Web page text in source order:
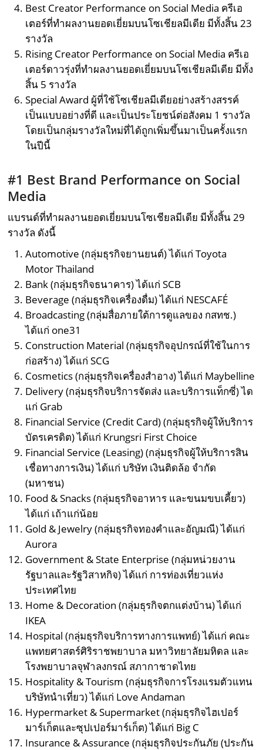
Best Creator Performance on Social Media ครีเอ
เตอร์ที่ทำผลงานยอดเยี่ยมบนโซเชียลมีเดีย มีทั้งสิ้น 23
รางวัล
Rising Creator Performance on Social Media ครีเอ
เตอร์ดาวรุ่งที่ทำผลงานยอดเยี่ยมบนโซเชียลมีเดีย มีทั้ง
สิ้น 5 รางวัล
Special Award ผู้ที่ใช้โซเชียลมีเดียอย่างสร้างสรรค์
เป็นแบบอย่างที่ดี และเป็นประโยชน์ต่อสังคม 1 รางวัล
โดยเป็นกลุ่มรางวัลใหม่ที่ได้ถูกเพิ่มขึ้นมาเป็นครั้งแรก
ในปีนี้
#1 Best Brand Performance on Social
Media
แบรนด์ที่ทำผลงานยอดเยี่ยมบนโซเชียลมีเดีย มีทั้งสิ้น 29
รางวัล ดังนี้
Automotive (กลุ่มธุรกิจยานยนต์) ได้แก่ Toyota
Motor Thailand
Bank (กลุ่มธุรกิจธนาคาร) ได้แก่ SCB
Beverage (กลุ่มธุรกิจเครื่องดื่ม) ได้แก่ NESCAFÉ
Broadcasting (กลุ่มสื่อภายใต้การดูแลของ กสทช.)
ได้แก่ one31
Construction Material (กลุ่มธุรกิจอุปกรณ์ที่ใช้ในการ
ก่อสร้าง) ได้แก่ SCG
Cosmetics (กลุ่มธุรกิจเครื่องสำอาง) ได้แก่ Maybelline
Delivery (กลุ่มธุรกิจบริการจัดส่ง และบริการแท็กซี่) ได
แก่ Grab
Financial Service (Credit Card) (กลุ่มธุรกิจผู้ให้บริการ
บัตรเครดิต) ได้แก่ Krungsri First Choice
Financial Service (Leasing) (กลุ่มธุรกิจผู้ให้บริการสิน
เชื่อทางการเงิน) ได้แก่ บริษัท เงินติดล้อ จำกัด
(มหาชน)
Food & Snacks (กลุ่มธุรกิจอาหาร และขนมขบเคี้ยว)
ได้แก่ เถ้าแก่น้อย
Gold & Jewelry (กลุ่มธุรกิจทองคำและอัญมณี) ได้แก่
Aurora
Government & State Enterprise (กลุ่มหน่วยงาน
รัฐบาลและรัฐวิสาหกิจ) ได้แก่ การท่องเที่ยวแห่ง
ประเทศไทย
Home & Decoration (กลุ่มธุรกิจตกแต่งบ้าน) ได้แก่
IKEA
Hospital (กลุ่มธุรกิจบริการทางการแพทย์) ได้แก่ คณะ
แพทยศาสตร์ศิริราชพยาบาล มหาวิทยาลัยมหิดล และ
โรงพยาบาลจุฬาลงกรณ์ สภากาชาดไทย
Hospitality & Tourism (กลุ่มธุรกิจการโรงแรมตัวแทน
บริษัทนำเที่ยว) ได้แก่ Love Andaman
Hypermarket & Supermarket (กลุ่มธุรกิจไฮเปอร์
มาร์เก็ตและซุปเปอร์มาร์เก็ต) ได้แก่ Big C
Insurance & Assurance (กลุ่มธุรกิจประกันภัย (ประกัน